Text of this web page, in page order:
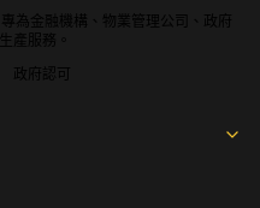
為金融機構、物業管理公司、政府
產服務。
政府認可